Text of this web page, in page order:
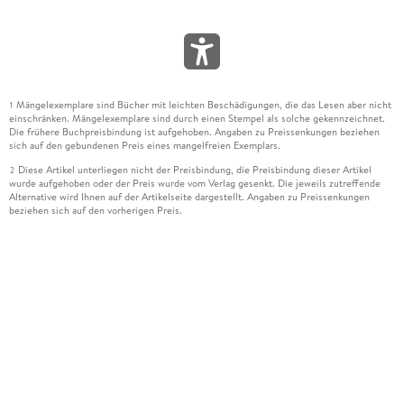
1 Mängelexemplare sind Bücher mit leichten Beschädigungen, die das Lesen aber nicht
einschränken. Mängelexemplare sind durch einen Stempel als solche gekennzeichnet.
Die frühere Buchpreisbindung ist aufgehoben. Angaben zu Preissenkungen beziehen
sich auf den gebundenen Preis eines mangelfreien Exemplars.
2 Diese Artikel unterliegen nicht der Preisbindung, die Preisbindung dieser Artikel
wurde aufgehoben oder der Preis wurde vom Verlag gesenkt. Die jeweils zutreffende
Alternative wird Ihnen auf der Artikelseite dargestellt. Angaben zu Preissenkungen
beziehen sich auf den vorherigen Preis.